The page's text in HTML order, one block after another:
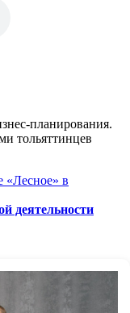
планирования.
тольяттинцев
«Лесное» в
деятельности